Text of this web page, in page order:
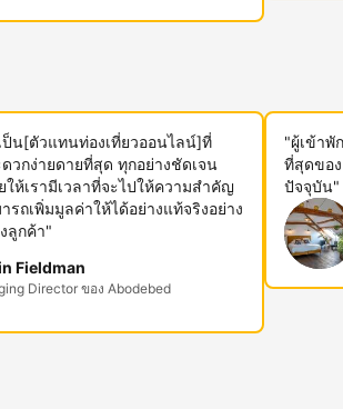
ป็น[ตัวแทนท่องเที่ยวออนไลน์]ที่
วกง่ายดายที่สุด ทุกอย่างชัดเจน
ให้เรามีเวลาที่จะไปให้ความสำคัญ
รถเพิ่มมูลค่าให้ได้อย่างแท้จริงอย่าง
ลูกค้า"
Fieldman
Director ของ Abodebed
"ผู้เข้าพั
ที่สุดของ
ปัจจุบัน"